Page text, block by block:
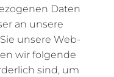
Daten
an unsere
unsere Web-
wir folgende
sind, um